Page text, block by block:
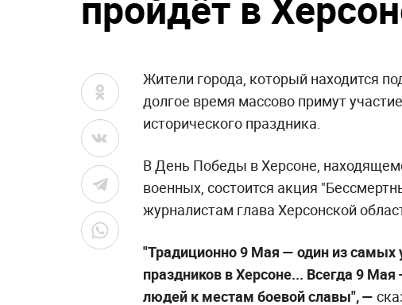
Жители города, который находится
долгое время массово примут
исторического праздника.
В День Победы в Херсоне,
военных, состоится акция
журналистам глава Херсонской
"Традиционно 9 Мая — один из
праздников в Херсоне... Всегда 9
людей к местам боевой славы", —